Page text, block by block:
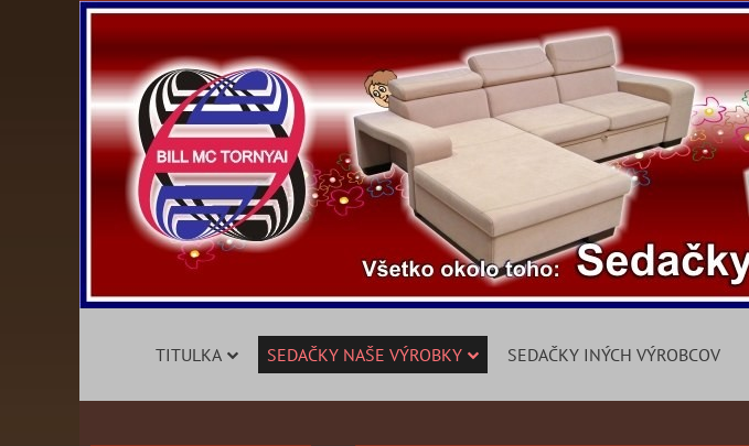
TITULKA SEDAČKY NAŠE VÝROBKY SEDAČKY INÝCH VÝROBCOV